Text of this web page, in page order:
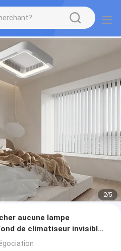
2/5
aucune lampe
de climatiseur invisible
de feuille